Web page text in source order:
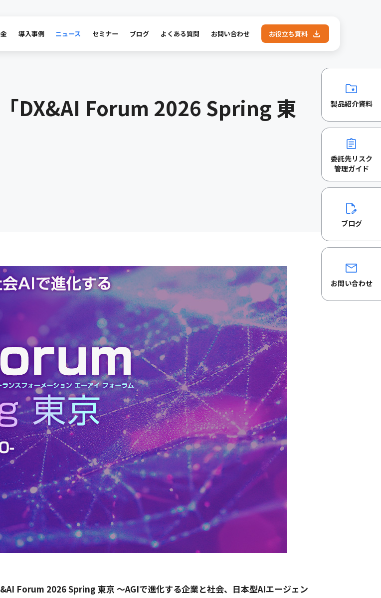
導入事例 ニュース セミナー ブログ よくある質問 お問い合わせ お役立ち資料
DX&AI Forum 2026 Spring 東
Forum 2026 Spring 東京 ～AGIで進化する企業と社会、日本型AIエージェン
製品紹介資料
委託先リスク
管理ガイド
ブログ
お問い合わせ